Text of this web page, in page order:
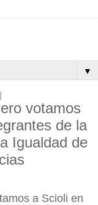
▼
votamos
de la
Igualdad de
a Scioli en